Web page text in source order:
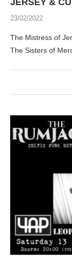
JERSEY &
23/02/2022
The Mistress of
The Sisters of